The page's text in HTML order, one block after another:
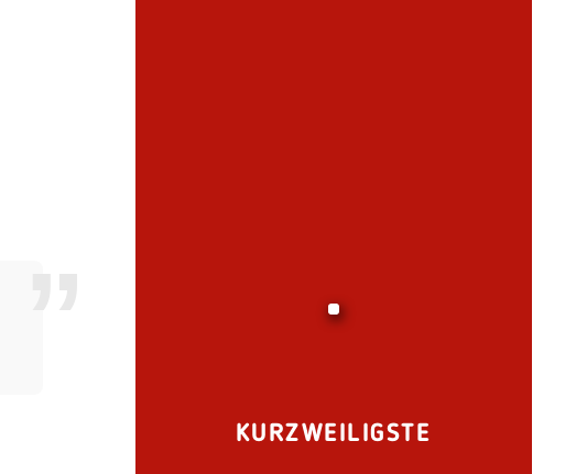
KURZWEILIGSTE